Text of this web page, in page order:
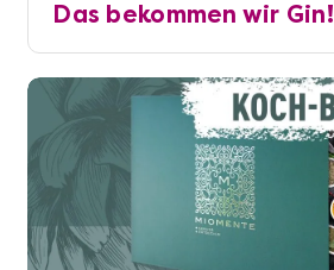
Das bekommen wir Gin!